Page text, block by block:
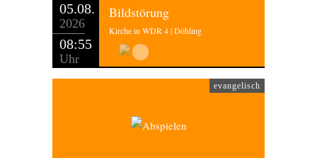
05.08.
2026
08:55
Uhr
Bildstörung
Kirche in WDR 4 | Döhling
evangelisch